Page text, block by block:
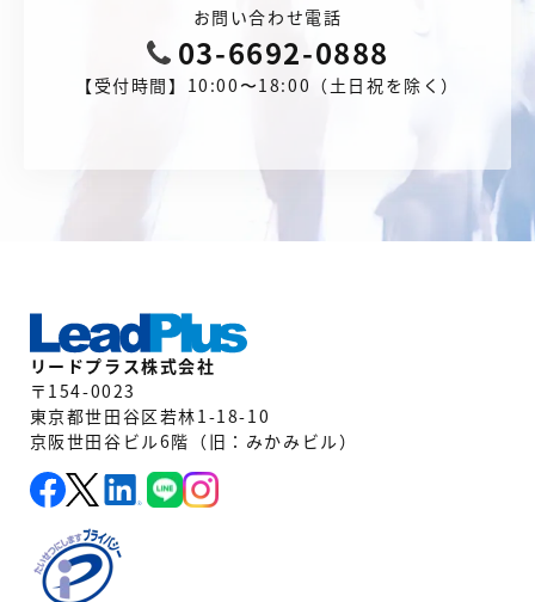
お問い合わせ電話
03-6692-0888
【受付時間】10:00〜18:00（土日祝を除く）
リードプラス株式会社
〒154-0023
東京都世田谷区若林1-18-10
京阪世田谷ビル6階（旧：みかみビル）